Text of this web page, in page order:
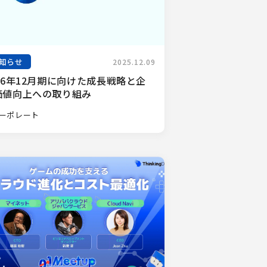
らせ 2025.12.09
年12月期に向けた成長戦略と企
向上への取り組み
ポレート